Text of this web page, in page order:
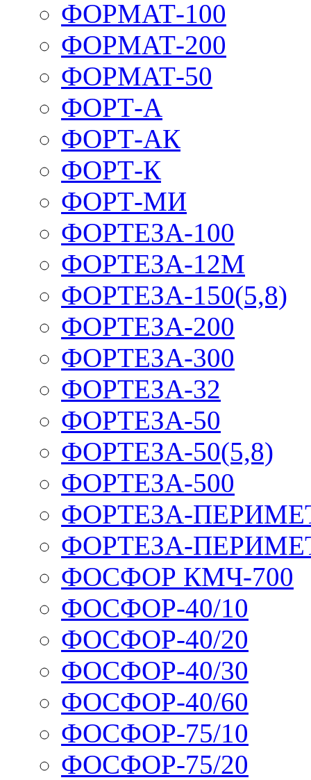
ФОРМАТ-100
ФОРМАТ-200
ФОРМАТ-50
ФОРТ-А
ФОРТ-АК
ФОРТ-К
ФОРТ-МИ
ФОРТЕЗА-100
ФОРТЕЗА-12М
ФОРТЕЗА-150(5,8)
ФОРТЕЗА-200
ФОРТЕЗА-300
ФОРТЕЗА-32
ФОРТЕЗА-50
ФОРТЕЗА-50(5,8)
ФОРТЕЗА-500
ФОРТЕЗА-
ФОРТЕЗА-
ФОСФОР КМЧ-700
ФОСФОР-40/10
ФОСФОР-40/20
ФОСФОР-40/30
ФОСФОР-40/60
ФОСФОР-75/10
ФОСФОР-75/20